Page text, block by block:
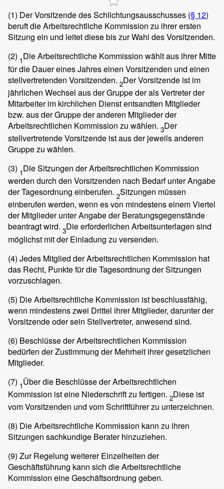
(1) Der Vorsitzende des Schlichtungsausschusses (§ 12)
beruft die Arbeitsrechtliche Kommission zu ihrer ersten
Sitzung ein und leitet diese bis zur Wahl des Vorsitzenden.
(2) 1Die Arbeitsrechtliche Kommission wählt aus ihrer Mitte
für die Dauer eines Jahres einen Vorsitzenden und einen
stellvertretenden Vorsitzenden. 2Der Vorsitzende ist im
jährlichen Wechsel aus der Gruppe der als Vertreter der
Mitarbeiter im kirchlichen Dienst entsandten Mitglieder
bzw. aus der Gruppe der anderen Mitglieder der
Arbeitsrechtlichen Kommission zu wählen. 3Der
stellvertretende Vorsitzende ist aus der jeweils anderen
Gruppe zu wählen.
(3) 1Die Sitzungen der Arbeitsrechtlichen Kommission
werden durch den Vorsitzenden nach Bedarf unter Angabe
der Tagesordnung einberufen. 2Sitzungen müssen
einberufen werden, wenn es von mindestens einem Viertel
der Mitglieder unter Angabe der Beratungsgegenstände
beantragt wird. 3Die erforderlichen Arbeitsunterlagen sind
möglichst mit der Einladung zu versenden.
(4) Jedes Mitglied der Arbeitsrechtlichen Kommission hat
das Recht, Punkte für die Tagesordnung der Sitzungen
vorzuschlagen.
(5) Die Arbeitsrechtliche Kommission ist beschlussfähig,
wenn mindestens zwei Drittel ihrer Mitglieder, darunter der
Vorsitzende oder sein Stellvertreter, anwesend sind.
(6) Beschlüsse der Arbeitsrechtlichen Kommission
bedürfen der Zustimmung der Mehrheit ihrer gesetzlichen
Mitglieder.
(7) 1Über die Beschlüsse der Arbeitsrechtlichen
Kommission ist eine Niederschrift zu fertigen. 2Diese ist
vom Vorsitzenden und vom Schriftführer zu unterzeichnen.
(8) Die Arbeitsrechtliche Kommission kann zu ihren
Sitzungen sachkundige Berater hinzuziehen.
(9) Zur Regelung weiterer Einzelheiten der
Geschäftsführung kann sich die Arbeitsrechtliche
Kommission eine Geschäftsordnung geben.